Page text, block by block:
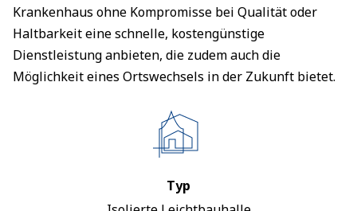
Krankenhaus ohne Kompromisse bei Qualität oder
Haltbarkeit eine schnelle, kostengünstige
Dienstleistung anbieten, die zudem auch die
Möglichkeit eines Ortswechsels in der Zukunft bietet.
Typ